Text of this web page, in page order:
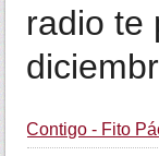
radio te
Contigo - Fito